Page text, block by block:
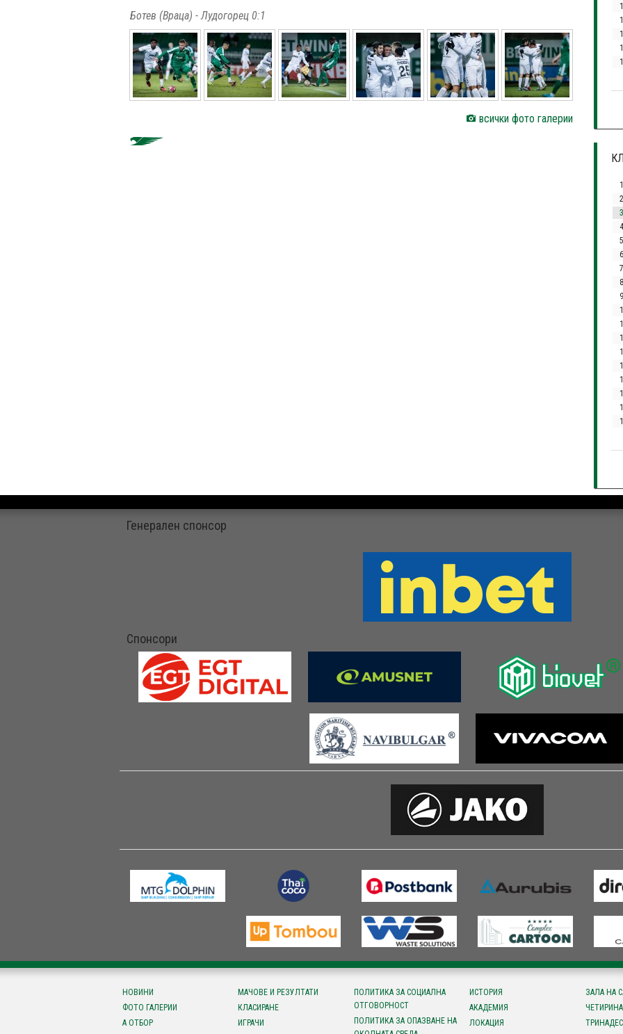
Ботев (Враца) - Лудогорец 0:1
всички фото галерии
Генерален спонсор
Спонсори
НОВИНИ
ФОТО ГАЛЕРИИ
А ОТБОР
МАЧОВЕ И РЕЗУЛТАТИ
КЛАСИРАНЕ
ИГРАЧИ
ПОЛИТИКА ЗА СОЦИАЛНА
ОТГОВОРНОСТ
ПОЛИТИКА ЗА ОПАЗВАНЕ НА
ИСТОРИЯ
АКАДЕМИЯ
ЛОКАЦИЯ
ЗАЛА НА